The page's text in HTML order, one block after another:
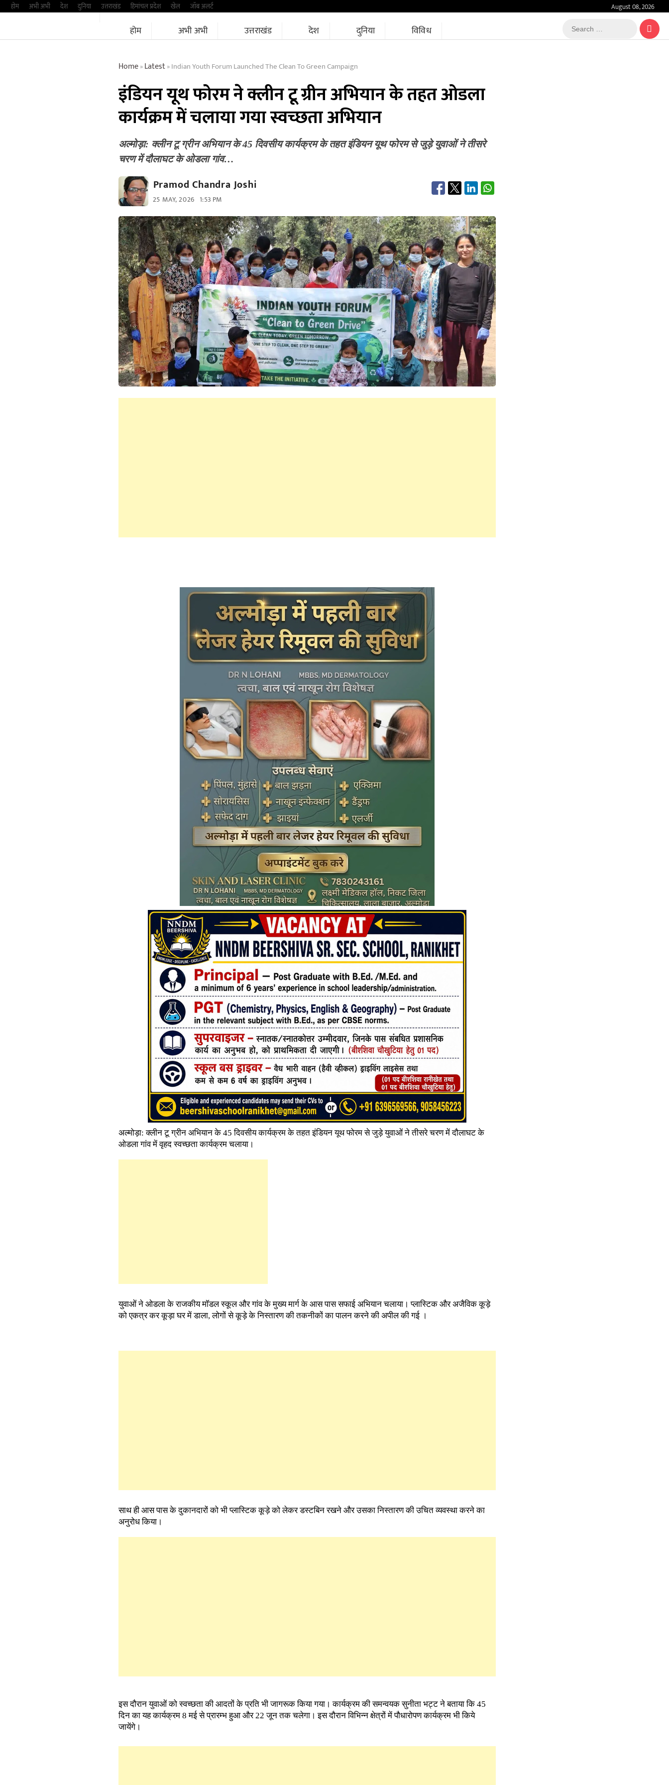
Skipहोम अभी अभी देश दुनिया उत्तराखंड हिमांचल प्रदेश खेल जॉब अलर्ट August 08, 2026
होम अभी अभी उत्तराखंड देश दुनिया विविध
Search
…
Home»Latest»Indian Youth Forum Launched The Clean To Green Campaign
इंडियन यूथ फोरम ने क्लीन टू ग्रीन अभियान के तहत ओडला
कार्यक्रम में चलाया गया स्वच्छता अभियान
अल्मोड़ा: क्लीन टू ग्रीन अभियान के 45 दिवसीय कार्यक्रम के तहत इंडियन यूथ फोरम से जुड़े युवाओं ने तीसरे
चरण में दौलाघट के ओडला गांव…
Pramod Chandra Joshi
25 MAY, 2026 1:53 PM
अल्मोड़ा: क्लीन टू ग्रीन अभियान के 45 दिवसीय कार्यक्रम के तहत इंडियन यूथ फोरम से जुड़े युवाओं ने तीसरे चरण में दौलाघट के
ओडला गांव में वृहद स्वच्छता कार्यक्रम चलाया।
युवाओं ने ओडला के राजकीय मॉडल स्कूल और गांव के मुख्य मार्ग के आस पास सफाई अभियान चलाया। प्लास्टिक और अजैविक कूड़े
को एकत्र कर कूड़ा घर में डाला, लोगों से कूड़े के निस्तारण की तकनीकों का पालन करने की अपील की गई ।
साथ ही आस पास के दुकानदारों को भी प्लास्टिक कूड़े को लेकर डस्टबिन रखने और उसका निस्तारण की उचित व्यवस्था करने का
अनुरोध किया।
इस दौरान युवाओं को स्वच्छता की आदतों के प्रति भी जागरूक किया गया। कार्यक्रम की समन्वयक सुनीता भट्ट ने बताया कि 45
दिन का यह कार्यक्रम 8 मई से प्रारम्भ हुआ और 22 जून तक चलेगा। इस दौरान विभिन्न क्षेत्रों में पौधारोपण कार्यक्रम भी किये
जायेंगे।